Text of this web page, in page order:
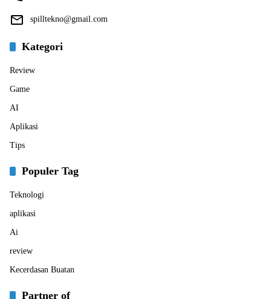
spilltekno@gmail.com
Kategori
Review
Game
AI
Aplikasi
Tips
Populer Tag
Teknologi
aplikasi
Ai
review
Kecerdasan Buatan
Partner of